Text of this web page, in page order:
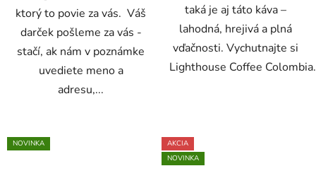
ktorý to povie za vás. Váš
darček pošleme za vás -
stačí, ak nám v poznámke
uvediete meno a
adresu,...
taká je aj táto káva –
lahodná, hrejivá a plná
vďačnosti. Vychutnajte si
Lighthouse Coffee
NOVINKA
AKCIA
NOVINKA